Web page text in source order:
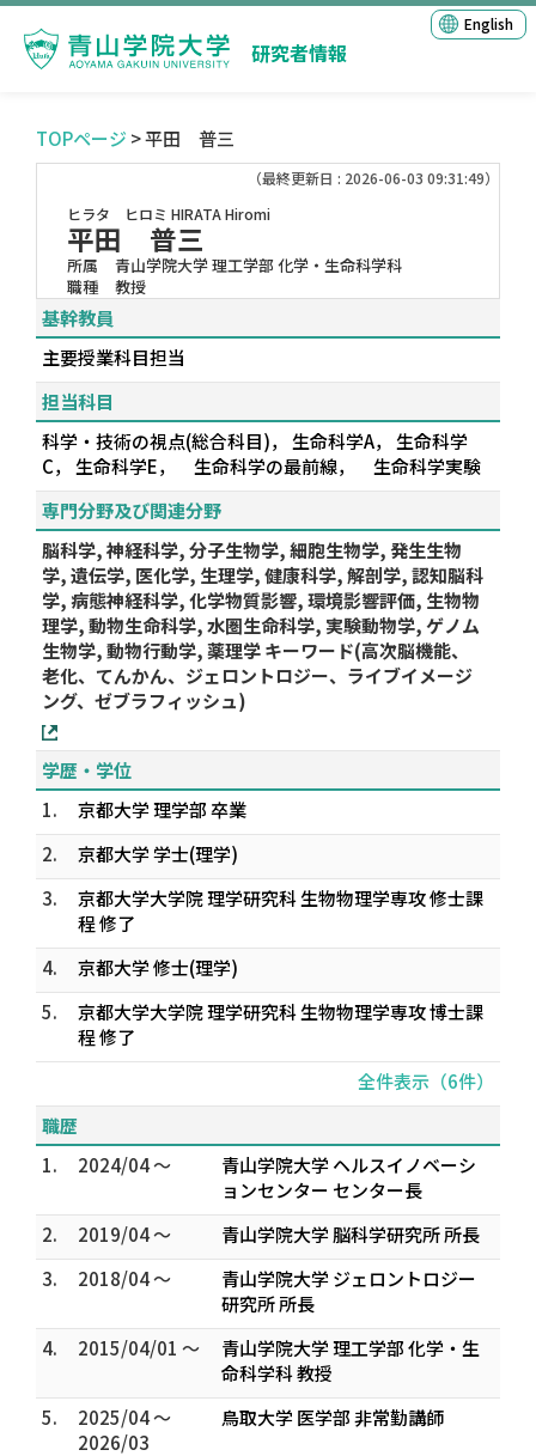
研究者情報
English
TOPページ > 平田 普三
（最終更新日 : 2026-06-03 09:31:49）
ヒラタ ヒロミ HIRATA Hiromi
平田 普三
所属
青山学院大学 理工学部 化学・生命科学科
職種
教授
基幹教員
主要授業科目担当
担当科目
科学・技術の視点(総合科目)， 生命科学A， 生命科学
C， 生命科学E， 生命科学の最前線， 生命科学実験
専門分野及び関連分野
脳科学, 神経科学, 分子生物学, 細胞生物学, 発生生物
学, 遺伝学, 医化学, 生理学, 健康科学, 解剖学, 認知脳科
学, 病態神経科学, 化学物質影響, 環境影響評価, 生物物
理学, 動物生命科学, 水圏生命科学, 実験動物学, ゲノム
生物学, 動物行動学, 薬理学 キーワード(高次脳機能、
老化、てんかん、ジェロントロジー、ライブイメージ
ング、ゼブラフィッシュ)
学歴・学位
1.
京都大学 理学部 卒業
2.
京都大学 学士(理学)
3.
京都大学大学院 理学研究科 生物物理学専攻 修士課
程 修了
4.
京都大学 修士(理学)
5.
京都大学大学院 理学研究科 生物物理学専攻 博士課
程 修了
全件表示（6件）
職歴
1.
2024/04 ～
青山学院大学 ヘルスイノベーシ
ョンセンター センター長
2.
2019/04 ～
青山学院大学 脳科学研究所 所長
3.
2018/04 ～
青山学院大学 ジェロントロジー
研究所 所長
4.
2015/04/01 ～
青山学院大学 理工学部 化学・生
命科学科 教授
5.
2025/04 ～
2026/03
鳥取大学 医学部 非常勤講師